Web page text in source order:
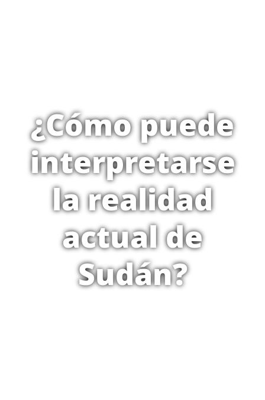
¿Cómo puede
interpretarse
la realidad
actual de
Sudán?